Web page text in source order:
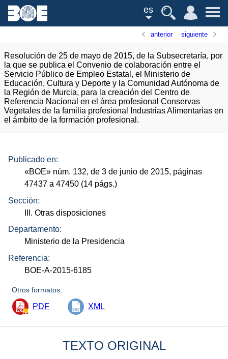
es
anterior siguiente
Resolución de 25 de mayo de 2015, de la Subsecretaría, por
la que se publica el Convenio de colaboración entre el
Servicio Público de Empleo Estatal, el Ministerio de
Educación, Cultura y Deporte y la Comunidad Autónoma de
la Región de Murcia, para la creación del Centro de
Referencia Nacional en el área profesional Conservas
Vegetales de la familia profesional Industrias Alimentarias en
el ámbito de la formación profesional.
Publicado en:
«BOE» núm. 132, de 3 de junio de 2015, páginas
47437 a 47450 (14 págs.)
Sección:
III. Otras disposiciones
Departamento:
Ministerio de la Presidencia
Referencia:
BOE-A-2015-6185
Otros formatos:
PDF XML
TEXTO ORIGINAL